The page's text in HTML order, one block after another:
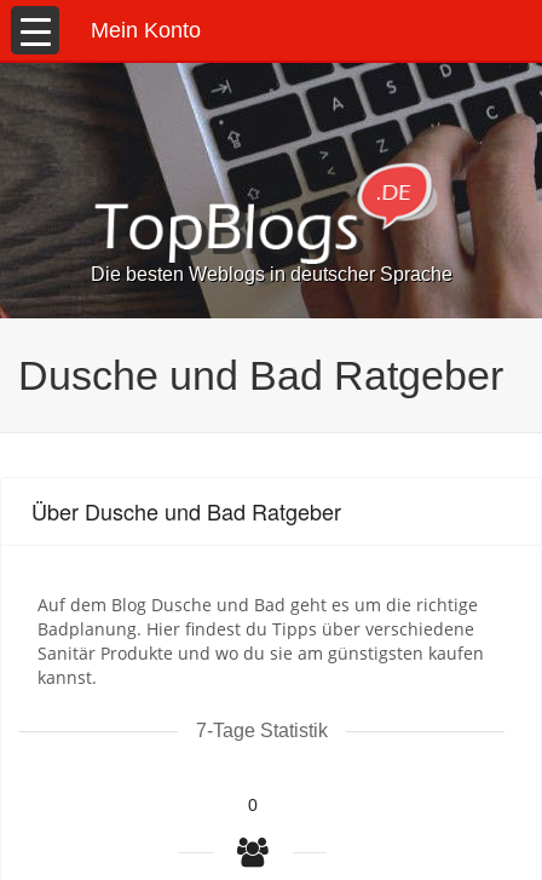
Mein Konto
Die besten Weblogs in deutscher Sprache
Dusche und Bad Ratgeber
Über Dusche und Bad Ratgeber
Auf dem Blog Dusche und Bad geht es um die richtige
Badplanung. Hier findest du Tipps über verschiedene
Sanitär Produkte und wo du sie am günstigsten kaufen
kannst.
7-Tage Statistik
0